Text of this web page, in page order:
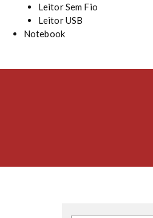
Leitor Sem Fio
Leitor USB
Notebook